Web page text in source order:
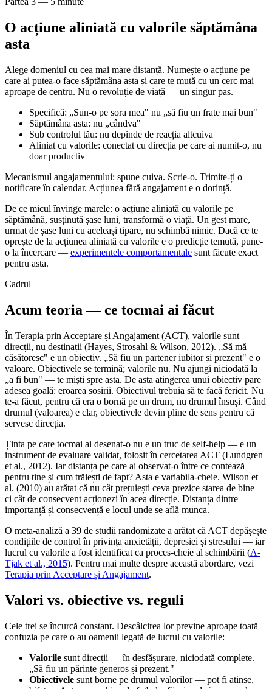
O acțiune aliniată cu valorile săptămâna
asta
Alege domeniul cu cea mai mare distanță. Numește o acțiune pe
care ai putea-o face săptămâna asta și care te mută cu un cerc mai
aproape de centru. Nu o revoluție de viață — un singur pas.
Specifică: „Sun-o pe sora mea" nu „să fiu un frate mai bun"
Săptămâna asta: nu „cândva"
Sub controlul tău: nu depinde de reacția altcuiva
Aliniat cu valorile: conectat cu direcția pe care ai numit-o, nu
doar productiv
Mecanismul angajamentului: spune cuiva. Scrie-o. Trimite-ți o
notificare în calendar. Acțiunea fără angajament e o dorință.
De ce micul învinge marele: o acțiune aliniată cu valorile pe
săptămână, susținută șase luni, transformă o viață. Un gest mare,
urmat de șase luni cu aceleași tipare, nu schimbă nimic. Dacă ce te
oprește de la acțiunea aliniată cu valorile e o predicție temută, pune-
o la încercare — experimentele comportamentale sunt făcute exact
pentru asta.
Cadrul
Acum teoria — ce tocmai ai făcut
În Terapia prin Acceptare și Angajament (ACT), valorile sunt
direcții, nu destinații (Hayes, Strosahl & Wilson, 2012). „Să mă
căsătoresc" e un obiectiv. „Să fiu un partener iubitor și prezent" e o
valoare. Obiectivele se termină; valorile nu. Nu ajungi niciodată la
„a fi bun" — te miști spre asta. De asta atingerea unui obiectiv pare
adesea goală: eroarea sosirii. Obiectivul trebuia să te facă fericit. Nu
te-a făcut, pentru că era o bornă pe un drum, nu drumul însuși. Când
drumul (valoarea) e clar, obiectivele devin pline de sens pentru că
servesc direcția.
Ținta pe care tocmai ai desenat-o nu e un truc de self-help — e un
instrument de evaluare validat, folosit în cercetarea ACT (Lundgren
et al., 2012). Iar distanța pe care ai observat-o între ce contează
pentru tine și cum trăiești de fapt? Asta e variabila-cheie. Wilson et
al. (2010) au arătat că nu cât prețuiești ceva prezice starea de bine —
ci cât de consecvent acționezi în acea direcție. Distanța dintre
importanță și consecvență e locul unde se află munca.
O meta-analiză a 39 de studii randomizate a arătat că ACT depășește
condițiile de control în privința anxietății, depresiei și stresului — iar
lucrul cu valorile a fost identificat ca proces-cheie al schimbării (A-
Tjak et al., 2015). Pentru mai multe despre această abordare, vezi
Terapia prin Acceptare și Angajament.
Valori vs. obiective vs. reguli
Cele trei se încurcă constant. Descâlcirea lor previne aproape toată
confuzia pe care o au oamenii legată de lucrul cu valorile:
Valorile sunt direcții — în desfășurare, niciodată complete.
„Să fiu un părinte generos și prezent."
Obiectivele sunt borne pe drumul valorilor — pot fi atinse,